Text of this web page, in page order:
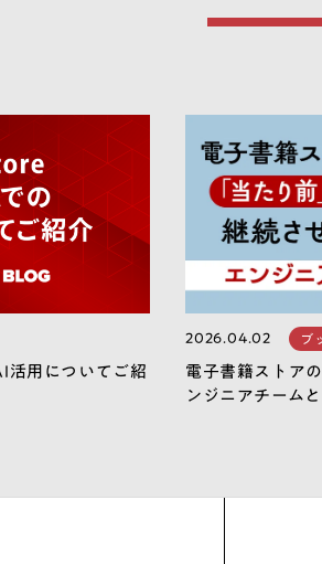
活用についてご紹
2026.04.02 ブ
電子書籍ストア
ンジニアチーム